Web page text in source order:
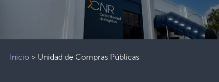
Next
Inicio > Unidad de Compras Públicas